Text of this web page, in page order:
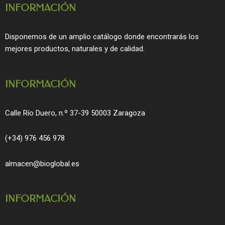
o
o
g
r
INFORMACIÓN
Disponemos de un amplio catálogo donde encontrarás los
mejores productos, naturales y de calidad.
INFORMACIÓN
Calle Río Duero, n.º 37-39 50003 Zaragoza
(+34) 976 456 978
almacen@bioglobal.es
INFORMACIÓN